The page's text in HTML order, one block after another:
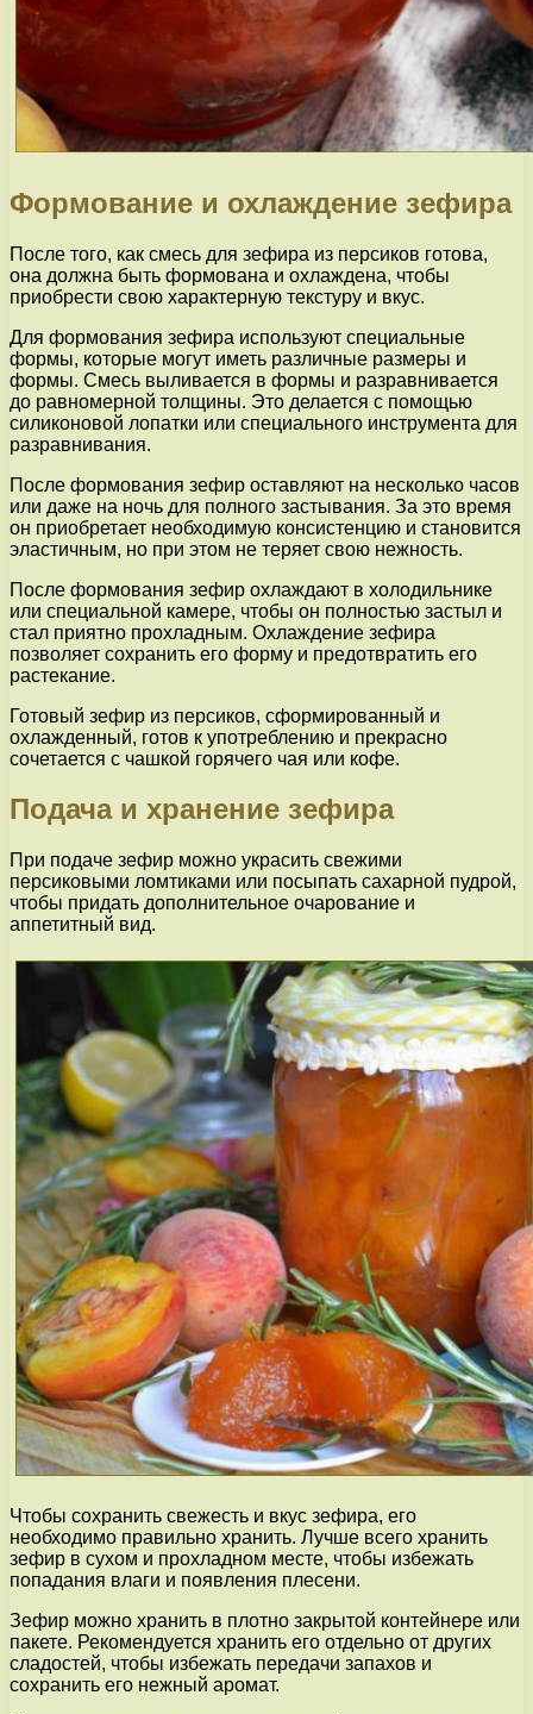
Формование и охлаждение зефира
После того, как смесь для зефира из персиков готова,
она должна быть формована и охлаждена, чтобы
приобрести свою характерную текстуру и вкус.
Для формования зефира используют специальные
формы, которые могут иметь различные размеры и
формы. Смесь выливается в формы и разравнивается
до равномерной толщины. Это делается с помощью
силиконовой лопатки или специального инструмента для
разравнивания.
После формования зефир оставляют на несколько часов
или даже на ночь для полного застывания. За это время
он приобретает необходимую консистенцию и становится
эластичным, но при этом не теряет свою нежность.
После формования зефир охлаждают в холодильнике
или специальной камере, чтобы он полностью застыл и
стал приятно прохладным. Охлаждение зефира
позволяет сохранить его форму и предотвратить его
растекание.
Готовый зефир из персиков, сформированный и
охлажденный, готов к употреблению и прекрасно
сочетается с чашкой горячего чая или кофе.
Подача и хранение зефира
При подаче зефир можно украсить свежими
персиковыми ломтиками или посыпать сахарной пудрой,
чтобы придать дополнительное очарование и
аппетитный вид.
Чтобы сохранить свежесть и вкус зефира, его
необходимо правильно хранить. Лучше всего хранить
зефир в сухом и прохладном месте, чтобы избежать
попадания влаги и появления плесени.
Зефир можно хранить в плотно закрытой контейнере или
пакете. Рекомендуется хранить его отдельно от других
сладостей, чтобы избежать передачи запахов и
сохранить его нежный аромат.